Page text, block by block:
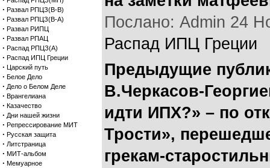
· Развал РПЦЗ(В-В)
· Развал РПЦЗ(В-А)
· Развал РИПЦ
· Развал РПАЦ
· Распад РПЦЗ(А)
· Распад ИПЦ Греции
· Царский путь
· Белое Дело
· Дело о Белом Деле
· Врангелиана
· Казачество
· Дни нашей жизни
· Репрессирование МИТ
· Русская защита
· Литстраница
· МИТ-альбом
· Мемуарное
Послано: Admin 24
Распад ИПЦ Греции
Предыдущие
В.Черкасов-
идти ИПХ?» – по
Трости»,
грекам-